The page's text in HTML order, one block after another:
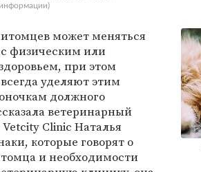
может меняться
физическим или
при этом
уделяют этим
должного
ветеринарный
Clinic Наталья
которые говорят о
и необходимости